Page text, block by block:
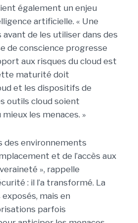
également un enjeu
artificielle. « Une
de les utiliser dans des
de conscience progresse
aux risques du cloud est
maturité doit
et les dispositifs de
outils cloud soient
les menaces. »
des environnements
et de l’accès aux
», rappelle
: il l’a transformé. La
mais en
parfois